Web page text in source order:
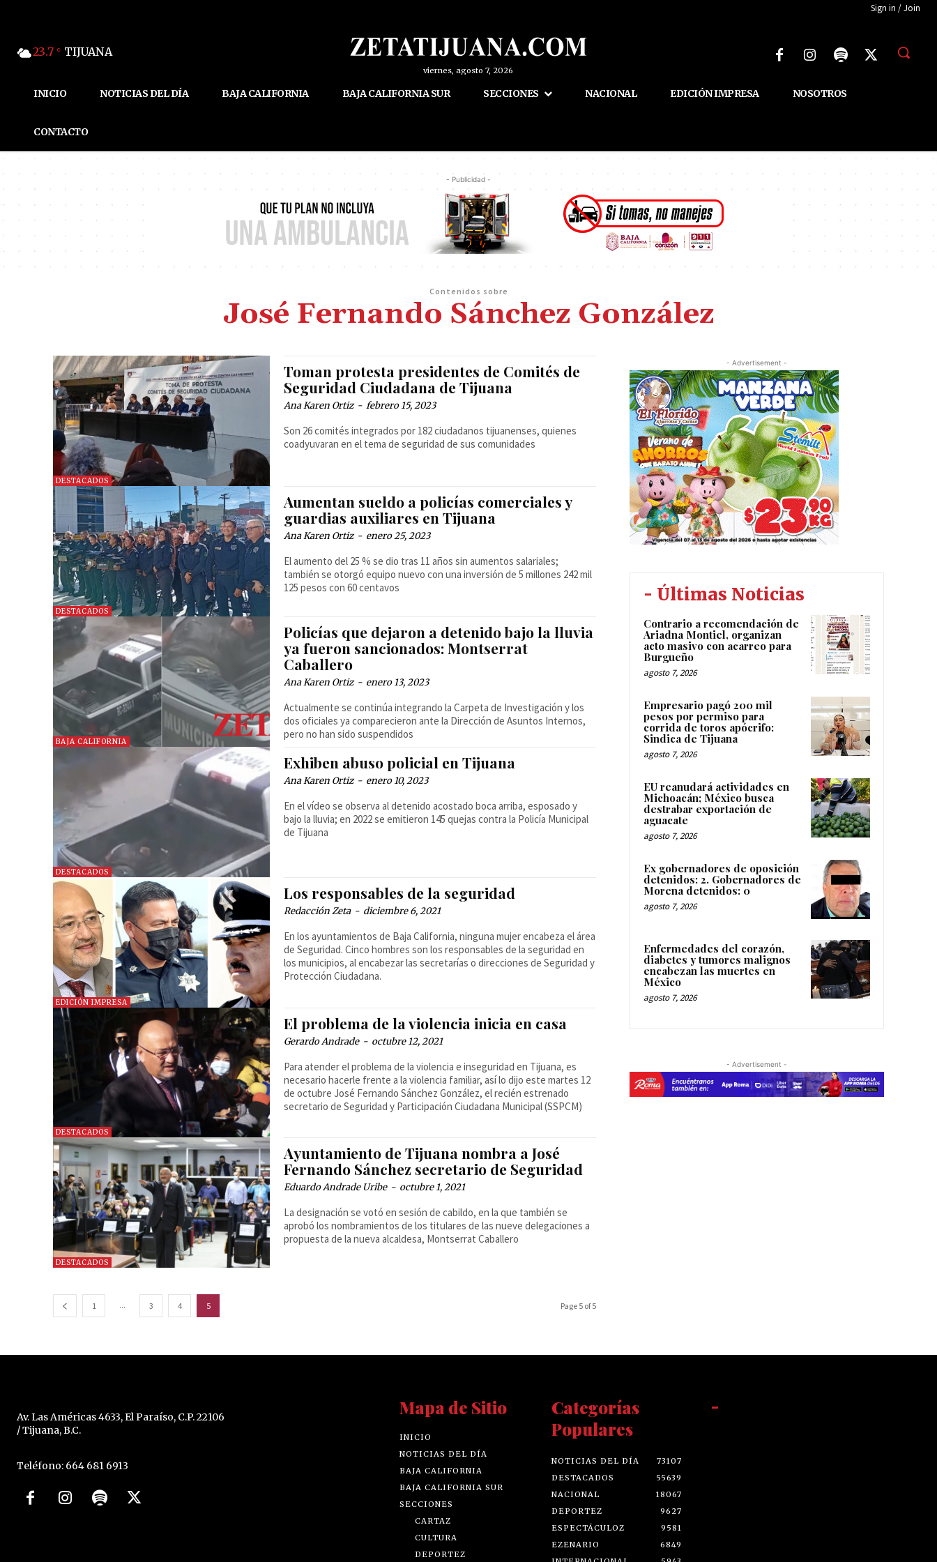
Sign in / Join
23.7 C TIJUANA
viernes, agosto 7, 2026
INICIO NOTICIAS DEL DÍA BAJA CALIFORNIA BAJA CALIFORNIA SUR SECCIONES NACIONAL EDICIÓN IMPRESA NOSOTROS
CONTACTO
- Publicidad -
Contenidos sobre
José Fernando Sánchez González
DESTACADOS
Toman protesta presidentes de Comités de
Seguridad Ciudadana de Tijuana
Ana Karen Ortiz - febrero 15, 2023
Son 26 comités integrados por 182 ciudadanos tijuanenses, quienes
coadyuvaran en el tema de seguridad de sus comunidades
DESTACADOS
Aumentan sueldo a policías comerciales y
guardias auxiliares en Tijuana
Ana Karen Ortiz - enero 25, 2023
El aumento del 25 % se dio tras 11 años sin aumentos salariales;
también se otorgó equipo nuevo con una inversión de 5 millones 242 mil
125 pesos con 60 centavos
BAJA CALIFORNIA
Policías que dejaron a detenido bajo la lluvia
ya fueron sancionados: Montserrat
Caballero
Ana Karen Ortiz - enero 13, 2023
Actualmente se continúa integrando la Carpeta de Investigación y los
dos oficiales ya comparecieron ante la Dirección de Asuntos Internos,
pero no han sido suspendidos
DESTACADOS
Exhiben abuso policial en Tijuana
Ana Karen Ortiz - enero 10, 2023
En el vídeo se observa al detenido acostado boca arriba, esposado y
bajo la lluvia; en 2022 se emitieron 145 quejas contra la Policía Municipal
de Tijuana
EDICIÓN IMPRESA
Los responsables de la seguridad
Redacción Zeta - diciembre 6, 2021
En los ayuntamientos de Baja California, ninguna mujer encabeza el área
de Seguridad. Cinco hombres son los responsables de la seguridad en
los municipios, al encabezar las secretarías o direcciones de Seguridad y
Protección Ciudadana.
DESTACADOS
El problema de la violencia inicia en casa
Gerardo Andrade - octubre 12, 2021
Para atender el problema de la violencia e inseguridad en Tijuana, es
necesario hacerle frente a la violencia familiar, así lo dijo este martes 12
de octubre José Fernando Sánchez González, el recién estrenado
secretario de Seguridad y Participación Ciudadana Municipal (SSPCM)
DESTACADOS
Ayuntamiento de Tijuana nombra a José
Fernando Sánchez secretario de Seguridad
Eduardo Andrade Uribe - octubre 1, 2021
La designación se votó en sesión de cabildo, en la que también se
aprobó los nombramientos de los titulares de las nueve delegaciones a
propuesta de la nueva alcaldesa, Montserrat Caballero
1 ... 3 4 5 Page 5 of 5
- Advertisement -
- Últimas Noticias
Contrario a recomendación de
Ariadna Montiel, organizan
acto masivo con acarreo para
Burgueño
agosto 7, 2026
Empresario pagó 200 mil
pesos por permiso para
corrida de toros apócrifo:
Sindica de Tijuana
agosto 7, 2026
EU reanudará actividades en
Michoacán; México busca
destrabar exportación de
aguacate
agosto 7, 2026
Ex gobernadores de oposición
detenidos: 2. Gobernadores de
Morena detenidos: 0
agosto 7, 2026
Enfermedades del corazón,
diabetes y tumores malignos
encabezan las muertes en
México
agosto 7, 2026
- Advertisement -
Av. Las Américas 4633, El Paraíso, C.P. 22106
/ Tijuana, B.C.
Teléfono: 664 681 6913
Mapa de Sitio
INICIO
NOTICIAS DEL DÍA
BAJA CALIFORNIA
BAJA CALIFORNIA SUR
SECCIONES
CARTAZ
CULTURA
DEPORTEZ
Categorías
Populares
NOTICIAS DEL DÍA
73107
DESTACADOS
55639
NACIONAL
18067
DEPORTEZ
9627
ESPECTÁCULOZ
9581
EZENARIO
6849
-